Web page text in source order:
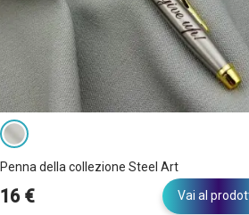
Penna della collezione Steel Art
16 € Vai al